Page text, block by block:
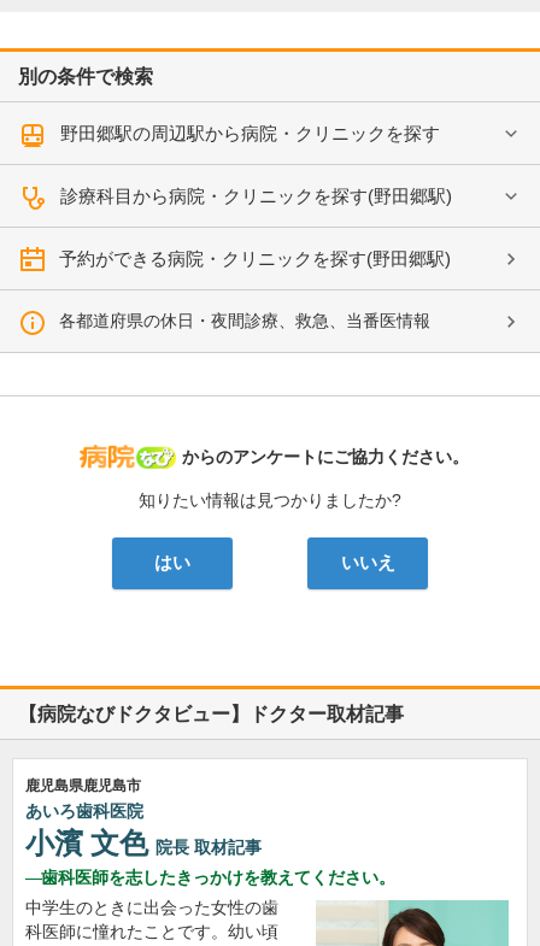
別の条件で検索
野田郷駅の周辺駅から病院・クリニックを探す
診療科目から病院・クリニックを探す(野田郷駅)
予約ができる病院・クリニックを探す(野田郷駅)
各都道府県の休日・夜間診療、救急、当番医情報
病院なび
からのアンケートにご協力ください。
知りたい情報は見つかりましたか?
はい いいえ
【病院なびドクタビュー】ドクター取材記事
鹿児島県鹿児島市
あいろ歯科医院
小濱 文色 院長 取材記事
歯科医師を志したきっかけを教えてください。
中学生のときに出会った女性の歯
科医師に憧れたことです。幼い頃